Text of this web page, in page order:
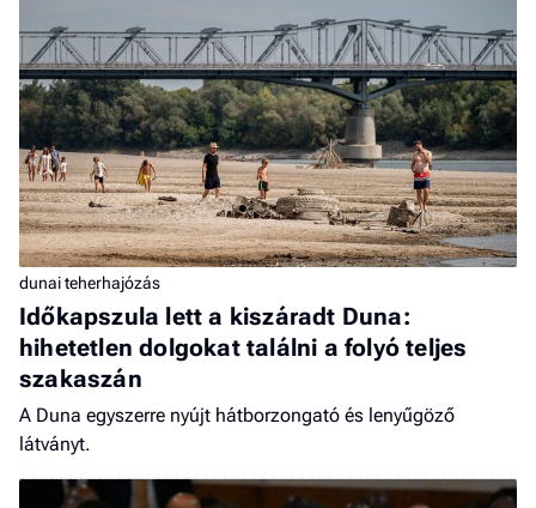
dunai teherhajózás
Időkapszula lett a kiszáradt Duna:
hihetetlen dolgokat találni a folyó teljes
szakaszán
A Duna egyszerre nyújt hátborzongató és lenyűgöző
látványt.